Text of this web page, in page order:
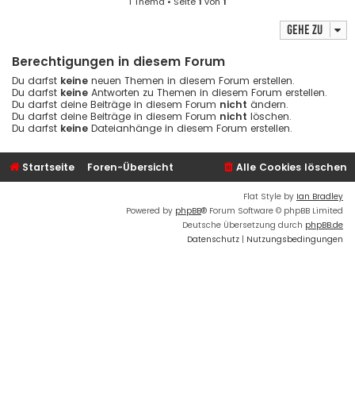
Gehe zu
Berechtigungen in diesem Forum
Du darfst keine neuen Themen in diesem Forum erstellen.
Du darfst keine Antworten zu Themen in diesem Forum erstellen.
Du darfst deine Beiträge in diesem Forum nicht ändern.
Du darfst deine Beiträge in diesem Forum nicht löschen.
Du darfst keine Dateianhänge in diesem Forum erstellen.
Startseite Foren-Übersicht Alle Cookies löschen
Flat Style by Ian Bradley
Powered by phpBB® Forum Software © phpBB Limited
Deutsche Übersetzung durch phpBB.de
Datenschutz | Nutzungsbedingungen